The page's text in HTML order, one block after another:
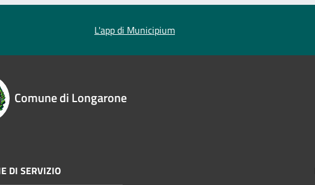
L'app di Municipium
Comune di Longarone
DI SERVIZIO